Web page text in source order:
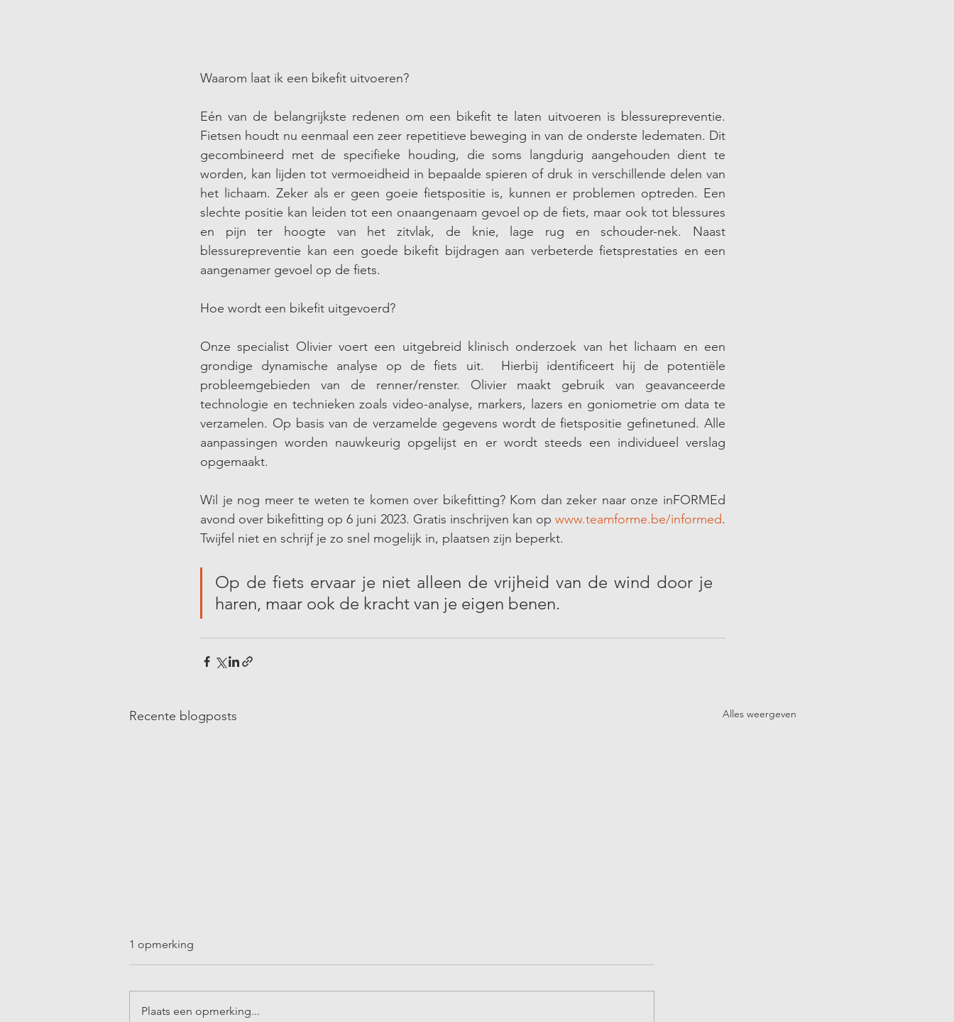
Waarom laat ik een bikefit uitvoeren?
Eén van de belangrijkste redenen om een bikefit te laten uitvoeren is blessurepreventie.
Fietsen houdt nu eenmaal een zeer repetitieve beweging in van de onderste ledematen. Dit
gecombineerd met de specifieke houding, die soms langdurig aangehouden dient te
worden, kan lijden tot vermoeidheid in bepaalde spieren of druk in verschillende delen van
het lichaam. Zeker als er geen goeie fietspositie is, kunnen er problemen optreden. Een
slechte positie kan leiden tot een onaangenaam gevoel op de fiets, maar ook tot blessures
en pijn ter hoogte van het zitvlak, de knie, lage rug en schouder-nek. Naast
blessurepreventie kan een goede bikefit bijdragen aan verbeterde fietsprestaties en een
aangenamer gevoel op de fiets.
Hoe wordt een bikefit uitgevoerd?
Onze specialist Olivier voert een uitgebreid klinisch onderzoek van het lichaam en een
grondige dynamische analyse op de fiets uit.  Hierbij identificeert hij de potentiële
probleemgebieden van de renner/renster. Olivier maakt gebruik van geavanceerde
technologie en technieken zoals video-analyse, markers, lazers en goniometrie om data te
verzamelen. Op basis van de verzamelde gegevens wordt de fietspositie gefinetuned. Alle
aanpassingen worden nauwkeurig opgelijst en er wordt steeds een individueel verslag
opgemaakt.
Wil je nog meer te weten te komen over bikefitting? Kom dan zeker naar onze inFORMEd
avond over bikefitting op 6 juni 2023. Gratis inschrijven kan op www.teamforme.be/informed.
Twijfel niet en schrijf je zo snel mogelijk in, plaatsen zijn beperkt.
Op de fiets ervaar je niet alleen de vrijheid van de wind door je
haren, maar ook de kracht van je eigen benen.
Recente blogposts Alles weergeven
1 opmerking
Plaats een opmerking...